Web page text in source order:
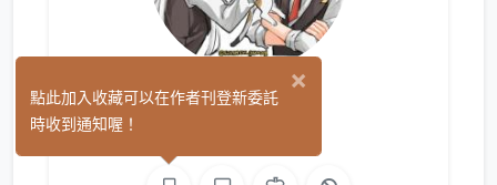
夏麩 (3)
×
點此加入收藏可以在作者刊登新委託
時收到通知喔！